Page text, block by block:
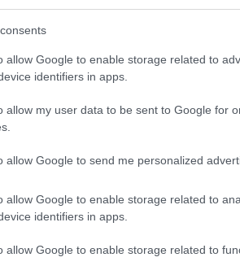
allow Google to enable storage related to
identifiers in apps.
allow my user data to be sent to Google for
allow Google to send me personalized
allow Google to enable storage related to
identifiers in apps.
allow Google to enable storage related to
η ταχύτητά του στα
ΕΛΕΓΧΟΣ ΓΙΑ ΤΟ ΑΥΤΟΚΙΝΗΤΟ
"TESLA" ΠΟΥ ΗΡΘΑΝ ΣΤΗΝ ΕΛΛΑΔΑ